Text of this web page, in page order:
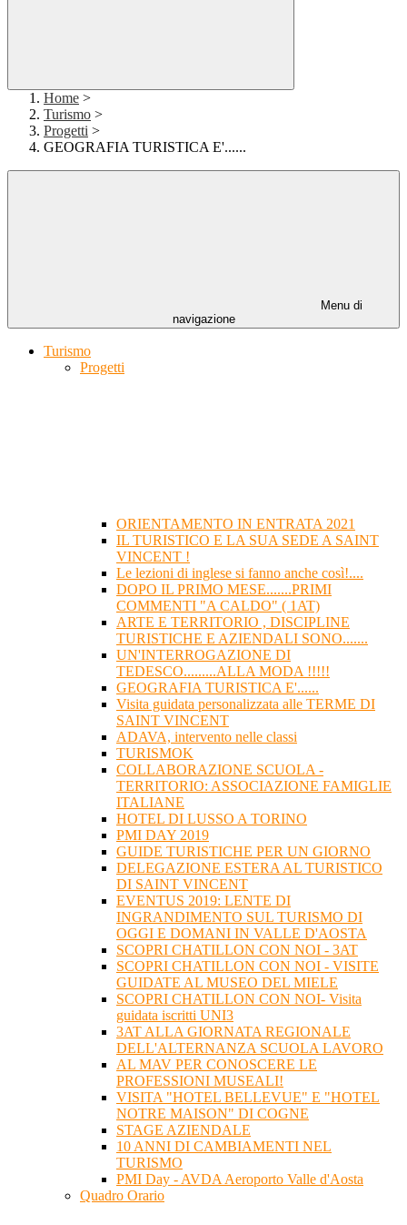
Home >
Turismo >
Progetti >
GEOGRAFIA TURISTICA E'......
Menu di
navigazione
Turismo
Progetti
ORIENTAMENTO IN ENTRATA 2021
IL TURISTICO E LA SUA SEDE A SAINT
VINCENT !
Le lezioni di inglese si fanno anche così!....
DOPO IL PRIMO MESE.......PRIMI
COMMENTI "A CALDO" ( 1AT)
ARTE E TERRITORIO , DISCIPLINE
TURISTICHE E AZIENDALI SONO.......
UN'INTERROGAZIONE DI
TEDESCO.........ALLA MODA !!!!!
GEOGRAFIA TURISTICA E'......
Visita guidata personalizzata alle TERME DI
SAINT VINCENT
ADAVA, intervento nelle classi
TURISMOK
COLLABORAZIONE SCUOLA -
TERRITORIO: ASSOCIAZIONE FAMIGLIE
ITALIANE
HOTEL DI LUSSO A TORINO
PMI DAY 2019
GUIDE TURISTICHE PER UN GIORNO
DELEGAZIONE ESTERA AL TURISTICO
DI SAINT VINCENT
EVENTUS 2019: LENTE DI
INGRANDIMENTO SUL TURISMO DI
OGGI E DOMANI IN VALLE D'AOSTA
SCOPRI CHATILLON CON NOI - 3AT
SCOPRI CHATILLON CON NOI - VISITE
GUIDATE AL MUSEO DEL MIELE
SCOPRI CHATILLON CON NOI- Visita
guidata iscritti UNI3
3AT ALLA GIORNATA REGIONALE
DELL'ALTERNANZA SCUOLA LAVORO
AL MAV PER CONOSCERE LE
PROFESSIONI MUSEALI!
VISITA "HOTEL BELLEVUE" E "HOTEL
NOTRE MAISON" DI COGNE
STAGE AZIENDALE
10 ANNI DI CAMBIAMENTI NEL
TURISMO
PMI Day - AVDA Aeroporto Valle d'Aosta
Quadro Orario